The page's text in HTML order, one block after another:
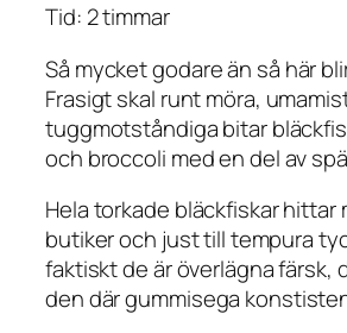
Tid: 2 timmar
Så mycket godare än så här
Frasigt skal runt möra,
tuggmotståndiga bitar
och broccoli med en del av
Hela torkade bläckfiskar hittar
butiker och just till tempura
faktiskt de är överlägna färsk,
den där gummisega